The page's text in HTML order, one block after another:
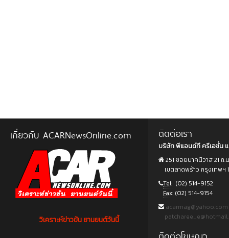
เกี่ยวกับ ACARNewsOnline.com
วิเคราะห์ข่าวข้น ยานยนต์วันนี้
ติดต่อเรา
บริษัท พีแอนด์ที ครีเอชั่น
251 ซอยนาคนิวาส 21 ถ
เขตลาดพร้าว กรุงเทพฯ
Tel: (02) 514-9152
Fax: (02) 514-9154
acarmag@yahoo.com
ติดต่อโฆษณา